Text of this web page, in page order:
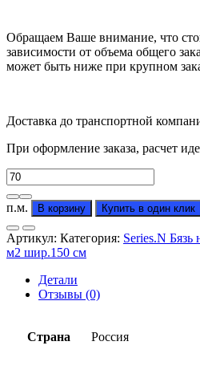
Обращаем Ваше внимание, что
зависимости от объема общего
может быть ниже при крупном
Доставка до транспортной
При оформление заказа, расчет
Количество
товара
Бязь
"Бусинка"
(от
производителя)
п.м. В корзину Купить в один клик
Артикул: Категория: Series.N Бязь
м2 шир.150 см
Детали
Отзывы (0)
Страна Россия